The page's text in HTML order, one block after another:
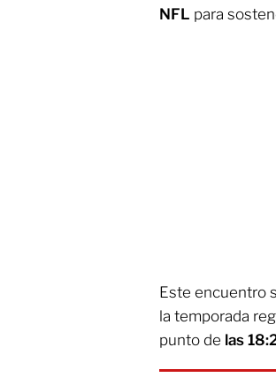
NFL para
Este encuentro
la temporada
punto de las